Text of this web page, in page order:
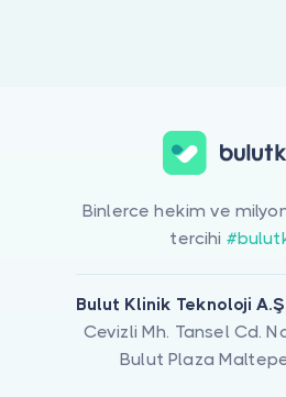
Binlerce hekim ve
tercihi
Bulut Klinik Teknoloji
Cevizli Mh. Tansel Cd.
Bulut Plaza